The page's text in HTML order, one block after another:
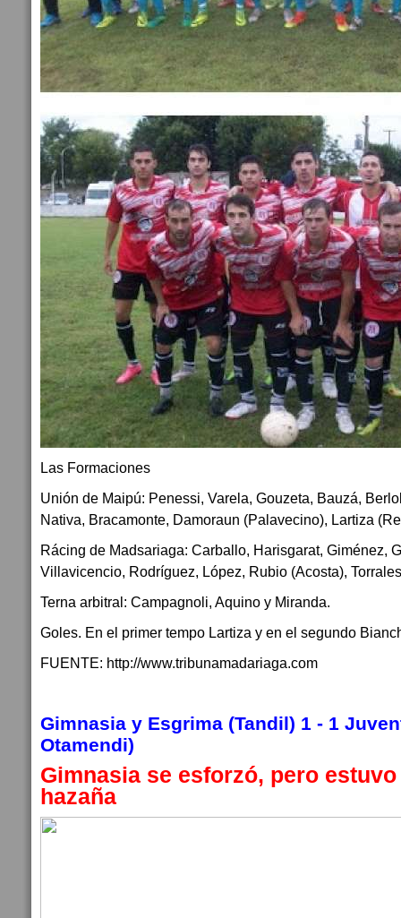
Las Formaciones
Unión de Maipú: Penessi, Varela, Gouzeta, Bauzá,
Nativa, Bracamonte, Damoraun (Palavecino), Lartiza
Rácing de Madsariaga: Carballo, Harisgarat, Giménez,
Villavicencio, Rodríguez, López, Rubio (Acosta),
Terna arbitral: Campagnoli, Aquino y Miranda.
Goles. En el primer tempo Lartiza y en el segundo
FUENTE: http://www.tribunamadariaga.com
Gimnasia y Esgrima (Tandil) 1 - 1
Otamendi)
Gimnasia se esforzó, pero
hazaña